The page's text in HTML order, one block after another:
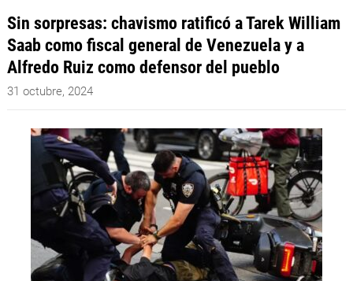
Sin sorpresas: chavismo ratificó a Tarek William
Saab como fiscal general de Venezuela y a
Alfredo Ruiz como defensor del pueblo
31 octubre, 2024